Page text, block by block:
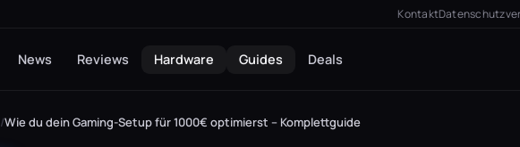
Kontakt
News Reviews Hardware Guides Deals
/Wie du dein Gaming-Setup für 1000€ optimierst – Komplettguide